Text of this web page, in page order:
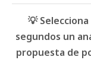
💡
segundos un
propuesta de